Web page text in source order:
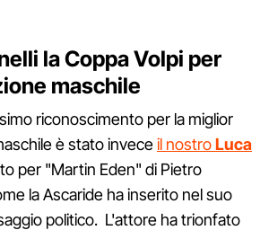
la Coppa Volpi per
maschile
riconoscimento per la miglior
è stato inveceil nostroLuca
per "Martin Eden" di Pietro
la Ascaride ha inserito nel suo
politico. L'attore ha trionfato